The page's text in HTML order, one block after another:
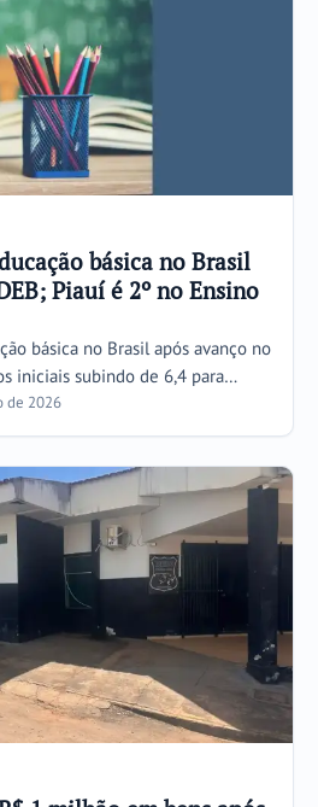
básica no Brasil
Piauí é 2º no Ensino
básica no Brasil após avanço no
iniciais subindo de 6,4 para…
de 2026